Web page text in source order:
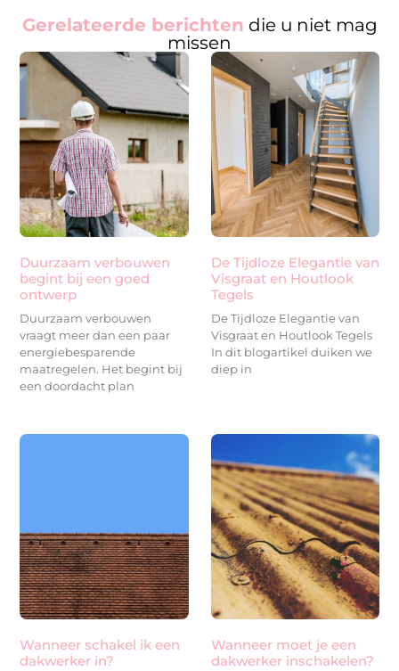
Gerelateerde berichten die u niet mag
missen
Duurzaam verbouwen
begint bij een goed
ontwerp
Duurzaam verbouwen
vraagt meer dan een paar
energiebesparende
maatregelen. Het begint bij
een doordacht plan
De Tijdloze Elegantie van
Visgraat en Houtlook
Tegels
De Tijdloze Elegantie van
Visgraat en Houtlook Tegels
In dit blogartikel duiken we
diep in
Wanneer schakel ik een
dakwerker in?
Wanneer moet je een
dakwerker inschakelen?